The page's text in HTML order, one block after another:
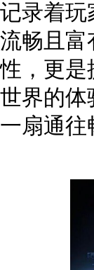
记录着玩
流畅且富
性，更是
世界的体
一扇通往